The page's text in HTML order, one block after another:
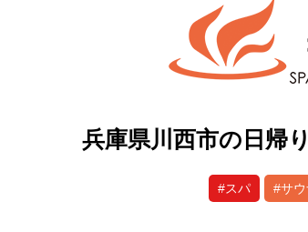
兵庫県川西市の日帰
#スパ #サウ